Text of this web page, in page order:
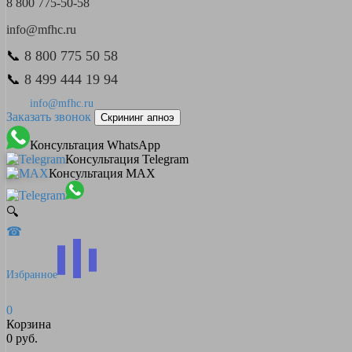
8 800 775-50-58
info@mfhc.ru
📞 8 800 775 50 58
📞 8 499 444 19 94
info@mfhc.ru
Заказать звонок Скрининг апноэ
Консультация WhatsApp
Консультация Telegram
Консультация MAX
🔍
☎
Избранное
0
Корзина
0 руб.